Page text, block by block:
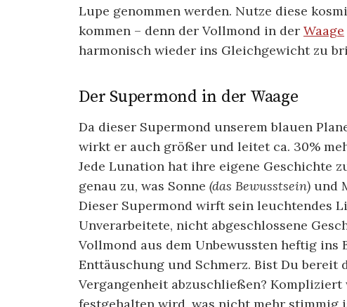
Lupe genommen werden. Nutze diese
kommen – denn der Vollmond in der Waage
harmonisch wieder ins Gleichgewicht zu
Der Supermond in der Waage
Da dieser Supermond unserem blauen
wirkt er auch größer und leitet ca. 30%
Jede Lunation hat ihre eigene Geschichte
genau zu, was Sonne (das Bewusstsein) und
Dieser Supermond wirft sein leuchtendes
Unverarbeitete, nicht abgeschlossene
Vollmond aus dem Unbewussten heftig ins
Enttäuschung und Schmerz. Bist Du bereit
Vergangenheit abzuschließen? Kompliziert
festgehalten wird, was nicht mehr stimmig